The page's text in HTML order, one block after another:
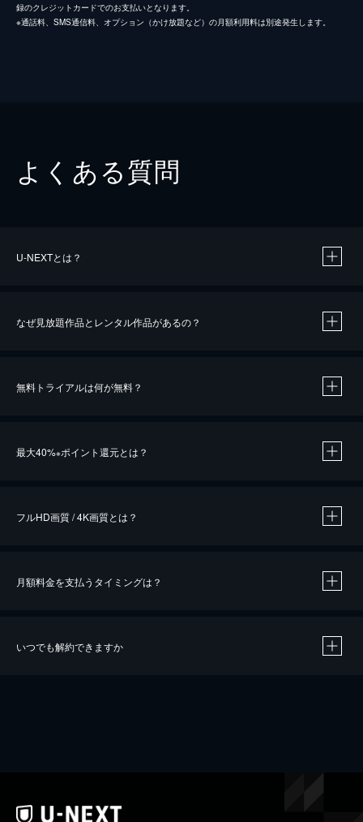
録のクレジットカードでのお支払いとなります。
※通話料、SMS通信料、オプション（かけ放題など）の月額利用料は別途発生します。
よくある質問
U-NEXTとは？
なぜ見放題作品とレンタル作品があるの？
無料トライアルは何が無料？
最大40%※ポイント還元とは？
※40％ポイント還元の対象は、クレジットカード決済による作品の購入 / レンタルです。
フルHD画質 / 4K画質とは？
月額料金を支払うタイミングは？
いつでも解約できますか